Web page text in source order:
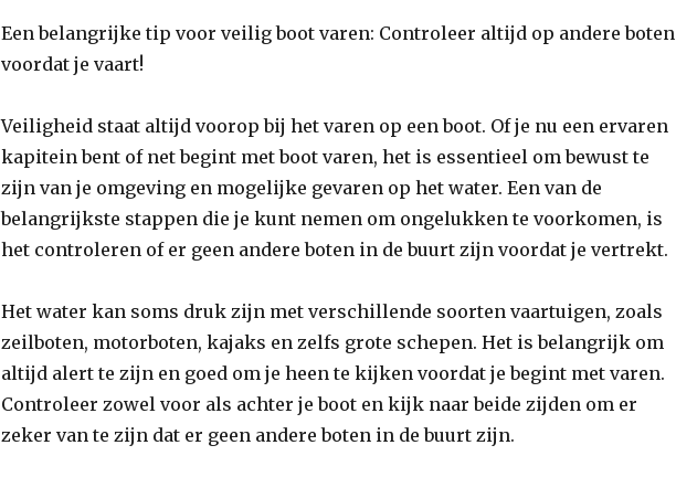
Een belangrijke tip voor veilig boot varen: Controleer altijd op andere boten
voordat je vaart!
Veiligheid staat altijd voorop bij het varen op een boot. Of je nu een ervaren
kapitein bent of net begint met boot varen, het is essentieel om bewust te
zijn van je omgeving en mogelijke gevaren op het water. Een van de
belangrijkste stappen die je kunt nemen om ongelukken te voorkomen, is
het controleren of er geen andere boten in de buurt zijn voordat je vertrekt.
Het water kan soms druk zijn met verschillende soorten vaartuigen, zoals
zeilboten, motorboten, kajaks en zelfs grote schepen. Het is belangrijk om
altijd alert te zijn en goed om je heen te kijken voordat je begint met varen.
Controleer zowel voor als achter je boot en kijk naar beide zijden om er
zeker van te zijn dat er geen andere boten in de buurt zijn.